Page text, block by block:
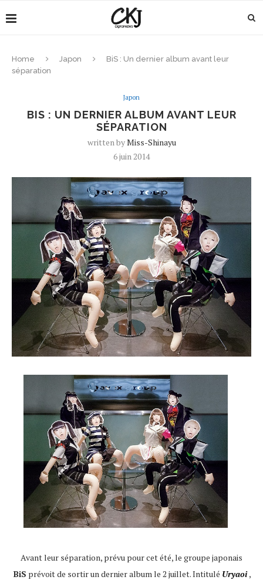
Home Japon
BiS : Un dernier album avant leur
séparation
Japon
BIS : UN DERNIER ALBUM AVANT LEUR
SÉPARATION
written byMiss-Shinayu
6 juin 2014
Avant leur séparation, prévu pour cet été, le groupe japonais
BiS prévoit de sortir un dernier album le 2 juillet. Intitulé Uryaoi ,